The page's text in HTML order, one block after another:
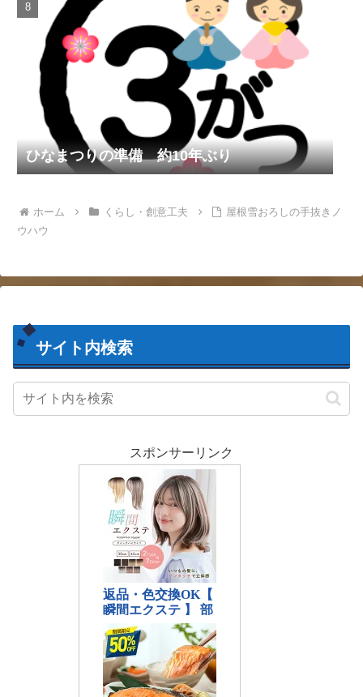
ひなまつりの準備 約10年ぶり
ホーム くらし・創意工夫
屋根雪おろしの手抜きノ
ウハウ
サイト内検索
スポンサーリンク